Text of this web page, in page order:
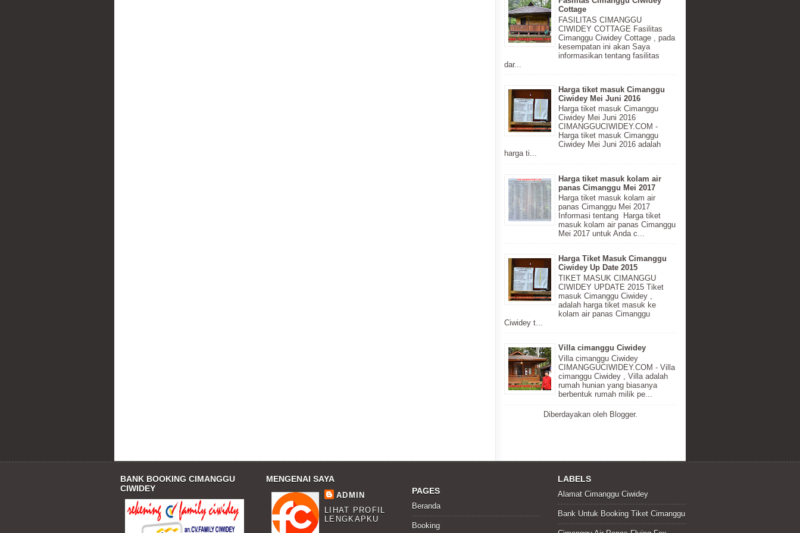
Cottage
FASILITAS CIMANGGU
CIWIDEY COTTAGE Fasilitas
Cimanggu Ciwidey Cottage , pada
kesempatan ini akan Saya
informasikan tentang fasilitas
dar...
Harga tiket masuk Cimanggu
Ciwidey Mei Juni 2016
Harga tiket masuk Cimanggu
Ciwidey Mei Juni 2016
CIMANGGUCIWIDEY.COM -
Harga tiket masuk Cimanggu
Ciwidey Mei Juni 2016 adalah
harga ti...
Harga tiket masuk kolam air
panas Cimanggu Mei 2017
Harga tiket masuk kolam air
panas Cimanggu Mei 2017
Informasi tentang Harga tiket
masuk kolam air panas Cimanggu
Mei 2017 untuk Anda c...
Harga Tiket Masuk Cimanggu
Ciwidey Up Date 2015
TIKET MASUK CIMANGGU
CIWIDEY UPDATE 2015 Tiket
masuk Cimanggu Ciwidey ,
adalah harga tiket masuk ke
kolam air panas Cimanggu
Ciwidey t...
Villa cimanggu Ciwidey
Villa cimanggu Ciwidey
CIMANGGUCIWIDEY.COM - Villa
cimanggu Ciwidey , Villa adalah
rumah hunian yang biasanya
berbentuk rumah milik pe...
Diberdayakan oleh Blogger.
BANK BOOKING CIMANGGU
CIWIDEY
MENGENAI SAYA
ADMIN
LIHAT PROFIL
LENGKAPKU
PAGES
Beranda
Booking
LABELS
Alamat Cimanggu Ciwidey
Bank Untuk Booking Tiket Cimanggu